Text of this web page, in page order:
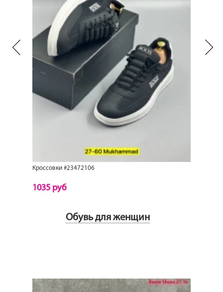
Previous
Кроссовки #23472106
1035 руб
Next
Обувь для женщин